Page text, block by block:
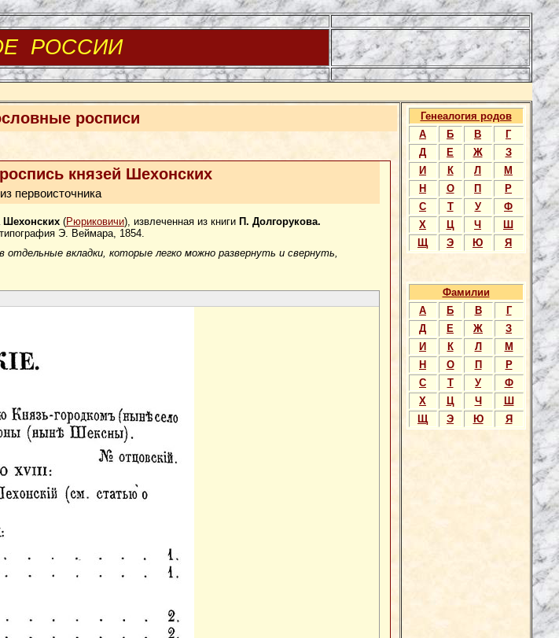
РОССИИ
росписи
князей Шехонских
из первоисточника
Шехонских(Рюриковичи), извлеченная из книги П. Долгорукова.
Э. Веймара, 1854.
вкладки, которые легко можно развернуть и свернуть,
Генеалогия родов
А
Б В
Г
Д
Е Ж
З
И
К Л
М
Н
О П
Р
С
Т У
Ф
Х
Ц Ч
Ш
Щ
Э Ю Я
Фамилии
А
Б В
Г
Д
Е Ж
З
И
К Л
М
Н
О П
Р
С
Т У
Ф
Х
Ц Ч
Ш
Щ
Э Ю Я